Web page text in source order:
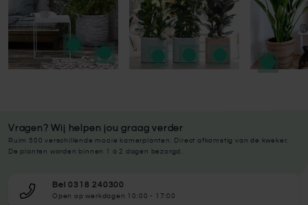
Vragen? Wij helpen jou graag verder
Ruim 500 verschillende mooie kamerplanten. Direct afkomstig van de kweker.
De planten worden binnen 1 à 2 dagen bezorgd.
Bel 0318 240300
Open op werkdagen 10:00 - 17:00